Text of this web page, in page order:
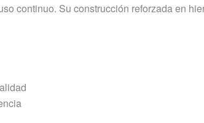
continuo. Su construcción reforzada en